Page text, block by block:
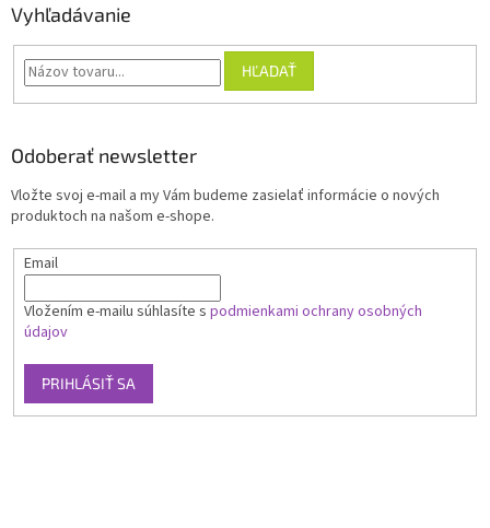
Vyhľadávanie
HĽADAŤ
Odoberať newsletter
Vložte svoj e-mail a my Vám budeme zasielať informácie o nových
produktoch na našom e-shope.
Email
Vložením e-mailu súhlasíte s podmienkami ochrany osobných
údajov
PRIHLÁSIŤ SA